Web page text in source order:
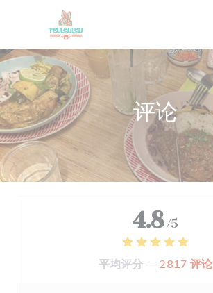
Cookie管理面板
评论
4.8 /5
平均评分 —2817 评论